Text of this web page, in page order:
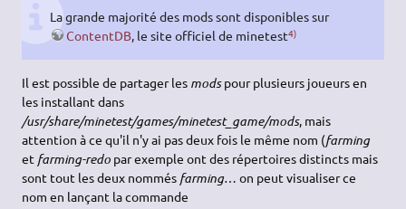
La grande majorité des mods sont disponibles sur
ContentDB, le site officiel de minetest4)
Il est possible de partager les modspour plusieurs joueurs en
les installant dans
/usr/share/minetest/games/minetest_game/mods, mais
attention à ce qu'il n'y ai pas deux fois le même nom (farming
et farming-redo par exemple ont des répertoires distincts mais
sont tout les deux nommés farming… on peut visualiser ce
nom en lançant la commande